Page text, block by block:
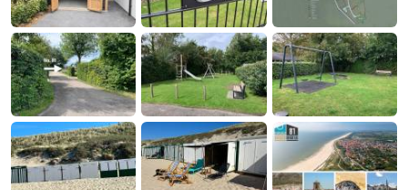
Monumenten
-
Kerken
-
Vuurtorens
-
Uitkijkpunten
Attracties